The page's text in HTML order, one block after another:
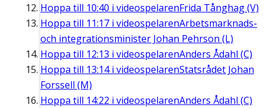
Hoppa till 10:40 i videospelarenFrida Tånghag (V)
Hoppa till 11:17 i videospelarenArbetsmarknads-
och integrationsminister Johan Pehrson (L)
Hoppa till 12:13 i videospelarenAnders Ådahl (C)
Hoppa till 13:14i videospelarenStatsrådet Johan
Forssell (M)
Hoppa till 14:22 i videospelarenAnders Ådahl (C)